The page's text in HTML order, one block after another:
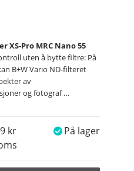
XS-Pro MRC Nano 55
uten å bytte filtre: På
B+W Vario ND-filteret
av
og fotograf…
På lager